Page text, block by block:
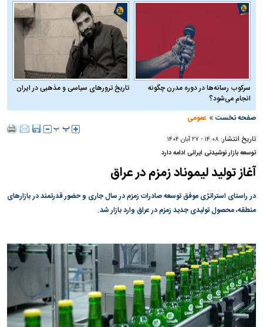
سرکوب رسانه‌ها در دوره مدرن چگونه
انجام می‌شود؟
تاریخ ترورهای سیاسی و مذهبی در ایران
صفحه نخست » عمومی
تاریخ انتشار: ۱۴:۰۸ - ۲۷ آبان ۱۴۰۴
توسعه بازار نوشیدنی ایرانی ادامه دارد
آغاز تولید لیموناد زمزم در عراق
در راستای استراتژی موفق توسعه صادرات زمزم در سال جاری و حضور قدرتمند در بازار‌های
منطقه، محصول تولیدی جدید زمزم در عراق وارد بازار شد.